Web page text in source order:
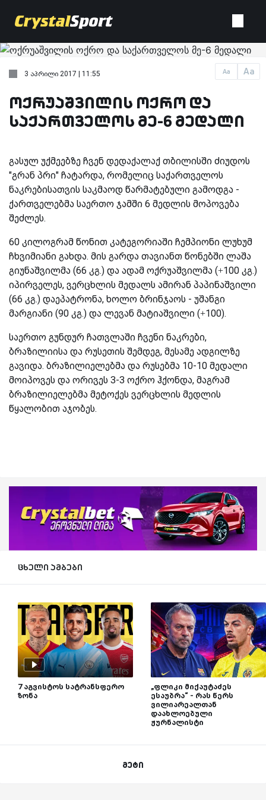
Aa Aa
3 აპრილი 2017 | 11:55
ოქრუაშვილის ოქრო და
საქართველოს მე-6 მედალი
გასულ უქმეებზე ჩვენ დედაქალაქ თბილისში ძიუდოს
"გრან პრი" ჩატარდა, რომელიც საქართველოს
ნაკრებისათვის საკმაოდ წარმატებული გამოდგა -
ქართველებმა საერთო ჯამში 6 მედლის მოპოვება
შეძლეს.
60 კილოგრამ წონით კატეგორიაში ჩემპიონი ლუხუმ
ჩხვიმიანი გახდა. მის გარდა თავიანთ წონებში ლაშა
გიუნაშვილმა (66 კგ.) და ადამ ოქრუაშვილმა (+100 კგ.)
იპირველეს, ვერცხლის მედალს ამირან პაპინაშვილი
(66 კგ.) დაეპატრონა, ხოლო ბრინჯაოს - უშანგი
მარგიანი (90 კგ.) და ლევან მატიაშვილი (+100).
საერთო გუნდურ ჩათვლაში ჩვენი ნაკრები,
ბრაზილიისა და რუსეთის შემდეგ, მესამე ადგილზე
გავიდა. ბრაზილიელებმა და რუსებმა 10-10 მედალი
მოიპოვეს და ორივეს 3-3 ოქრო ჰქონდა, მაგრამ
ბრაზილიელებმა მეტოქეს ვერცხლის მედლის
წყალობით აჯობეს.
ცხელი ამბები
7 აგვისტოს სატრანსფერო
ზონა
„ფლიკი მიქაუტაძეს
ესაუბრა“ - რას წერს
ვილიარეალთან
დაახლოებული
ჟურნალისტი
მეტი